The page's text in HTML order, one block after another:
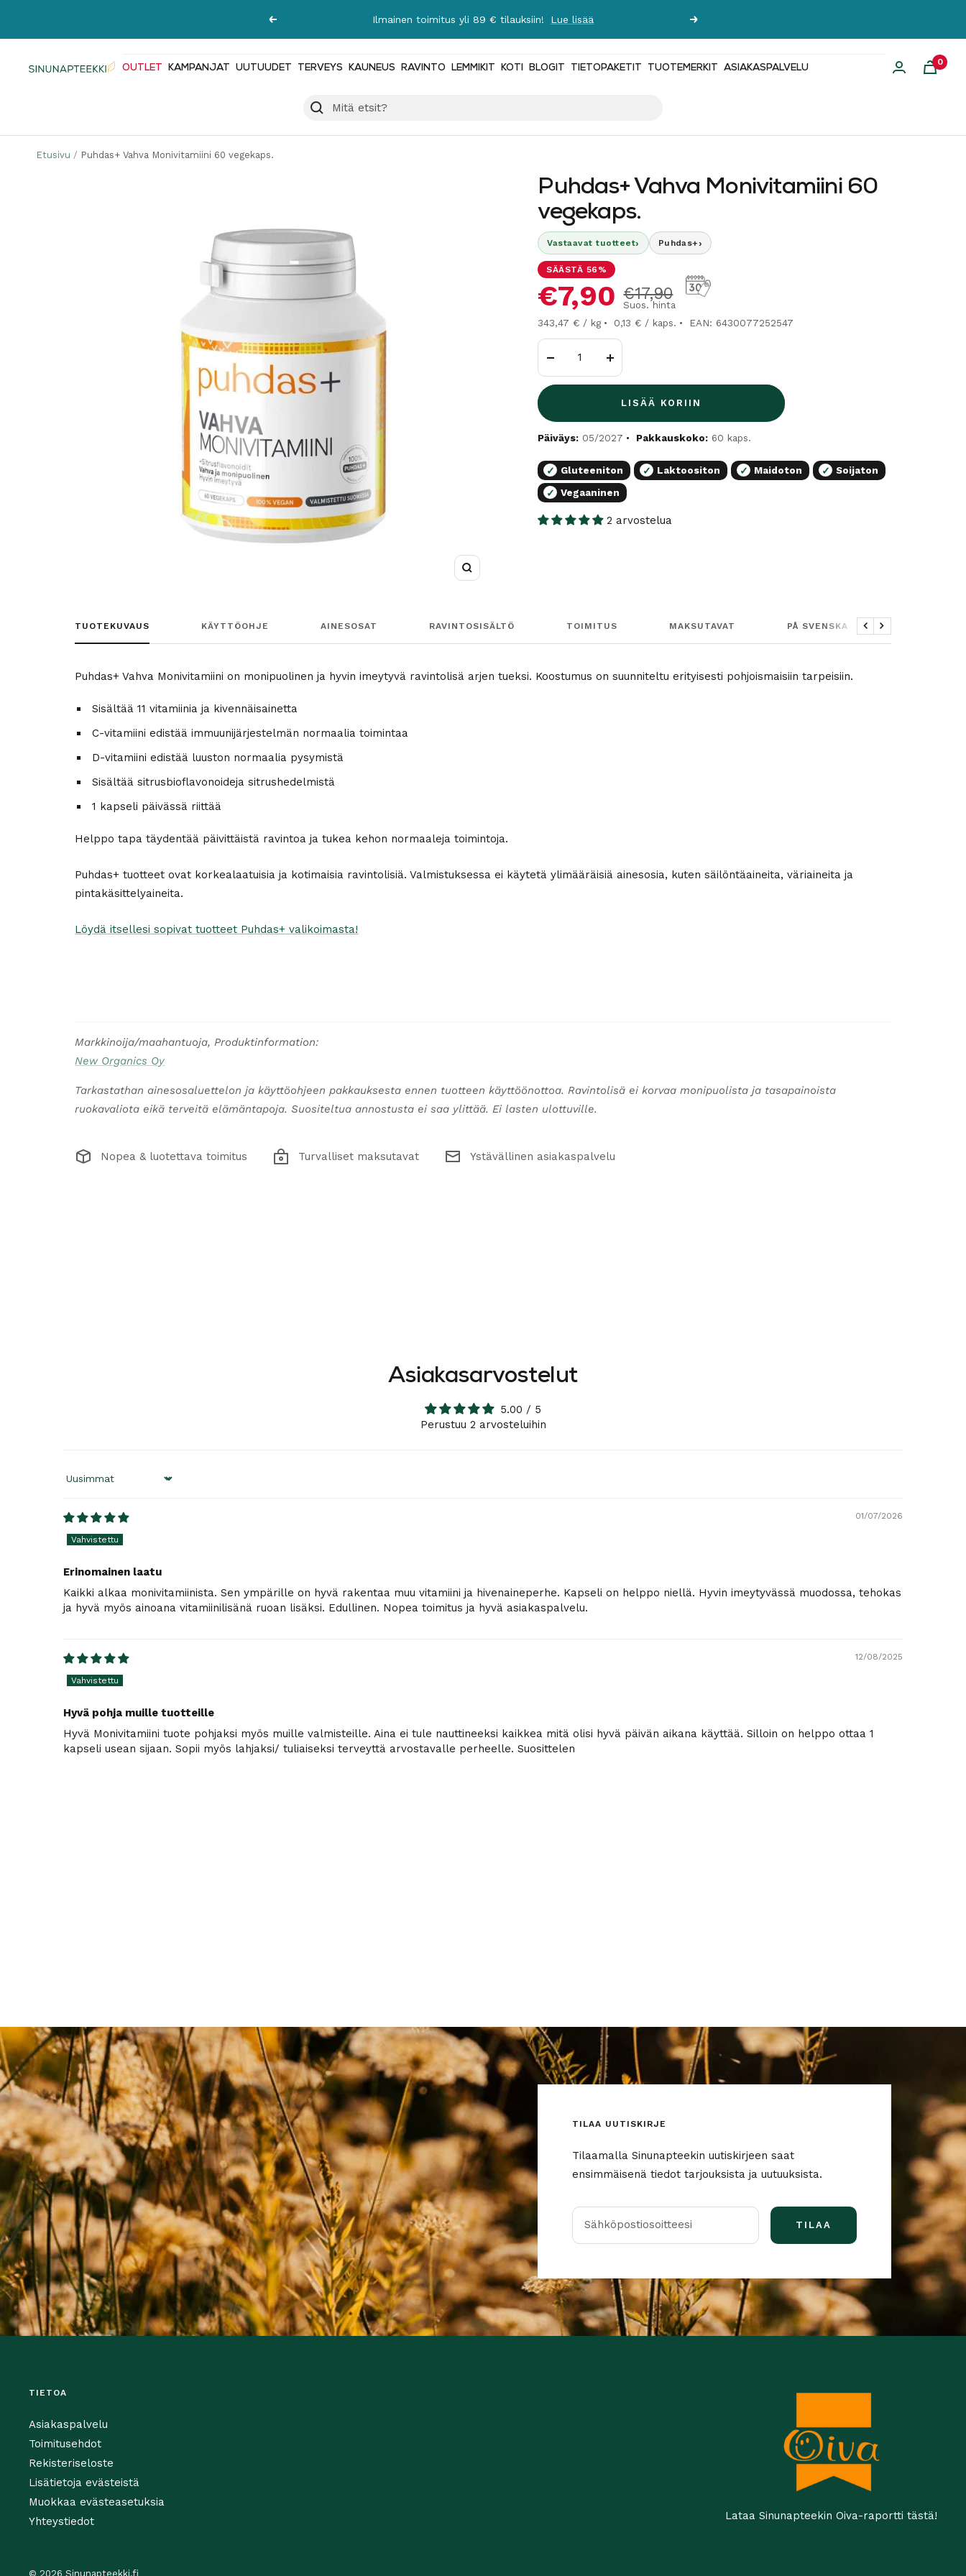
Edellinen Ilmainen toimitus yli 89 € tilauksiin! Lue lisää Seuraava
Sinunapteekki.fi OUTLET KAMPANJAT UUTUUDET TERVEYS KAUNEUS RAVINTO LEMMIKIT KOTI BLOGIT TIETOPAKETIT TUOTEMERKIT ASIAKASPALVELU
0
Etusivu Puhdas+ Vahva Monivitamiini 60 vegekaps.
Suurenna
Puhdas+ Vahva Monivitamiini 60
vegekaps.
Vastaavat tuotteet› Puhdas+›
SÄÄSTÄ 56%
Alennushinta
€7,90 Normaalihinta
€17,90
Suos. hinta
343,47 € / kg
0,13 € / kaps. EAN: 6430077252547
Lisää
LISÄÄ KORIIN
Päiväys: 05/2027 Pakkauskoko: 60 kaps.
✓ Gluteeniton ✓ Laktoositon ✓ Maidoton ✓
Soijaton
✓
Vegaaninen
2 arvostelua
TUOTEKUVAUS KÄYTTÖOHJE AINESOSAT RAVINTOSISÄLTÖ TOIMITUS MAKSUTAVAT PÅ SVENSKA
Edellinen
Seuraava
Puhdas+ Vahva Monivitamiini on monipuolinen ja hyvin imeytyvä ravintolisä arjen tueksi. Koostumus on suunniteltu erityisesti pohjoismaisiin tarpeisiin.
Sisältää 11 vitamiinia ja kivennäisainetta
C-vitamiini edistää immuunijärjestelmän normaalia toimintaa
D-vitamiini edistää luuston normaalia pysymistä
Sisältää sitrusbioflavonoideja sitrushedelmistä
1 kapseli päivässä riittää
Helppo tapa täydentää päivittäistä ravintoa ja tukea kehon normaaleja toimintoja.
Puhdas+ tuotteet ovat korkealaatuisia ja kotimaisia ravintolisiä. Valmistuksessa ei käytetä ylimääräisiä ainesosia, kuten säilöntäaineita, väriaineita ja
pintakäsittelyaineita.
Löydä itsellesi sopivat tuotteet Puhdas+ valikoimasta!
Markkinoija/maahantuoja, Produktinformation:
New Organics Oy
Tarkastathan ainesosaluettelon ja käyttöohjeen pakkauksesta ennen tuotteen käyttöönottoa. Ravintolisä ei korvaa monipuolista ja tasapainoista
ruokavaliota eikä terveitä elämäntapoja. Suositeltua annostusta ei saa ylittää. Ei lasten ulottuville.
Nopea & luotettava toimitus Turvalliset maksutavat Ystävällinen asiakaspalvelu
Asiakasarvostelut
5.00 / 5
Perustuu 2 arvosteluihin
Sort by
01/07/2026
Erinomainen laatu
Kaikki alkaa monivitamiinista. Sen ympärille on hyvä rakentaa muu vitamiini ja hivenaineperhe. Kapseli on helppo niellä. Hyvin imeytyvässä muodossa, tehokas
ja hyvä myös ainoana vitamiinilisänä ruoan lisäksi. Edullinen. Nopea toimitus ja hyvä asiakaspalvelu.
12/08/2025
Hyvä pohja muille tuotteille
Hyvä Monivitamiini tuote pohjaksi myös muille valmisteille. Aina ei tule nauttineeksi kaikkea mitä olisi hyvä päivän aikana käyttää. Silloin on helppo ottaa 1
kapseli usean sijaan. Sopii myös lahjaksi/ tuliaiseksi terveyttä arvostavalle perheelle. Suosittelen
TILAA UUTISKIRJE
Tilaamalla Sinunapteekin uutiskirjeen saat
ensimmäisenä tiedot tarjouksista ja uutuuksista.
Sähköpostiosoitteesi TILAA
TIETOA
Asiakaspalvelu
Toimitusehdot
Rekisteriseloste
Lisätietoja evästeistä
Muokkaa evästeasetuksia
Yhteystiedot
Lataa Sinunapteekin Oiva-raportti tästä!
© 2026 Sinunapteekki.fi